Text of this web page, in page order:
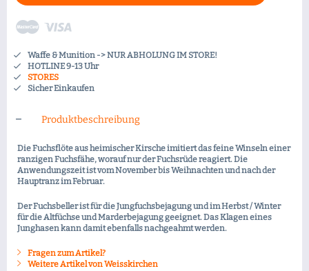
Waffe & Munition -> NUR ABHOLUNG IM STORE!
HOTLINE 9-13 Uhr
STORES
Sicher Einkaufen
Produktbeschreibung
Die Fuchsflöte aus heimischer Kirsche imitiert das feine Winseln einer
ranzigen Fuchsfähe, worauf nur der Fuchsrüde reagiert. Die
Anwendungszeit ist vom November bis Weihnachten und nach der
Hauptranz im Februar.
Der Fuchsbeller ist für die Jungfuchsbejagung und im Herbst / Winter
für die Altfüchse und Marderbejagung geeignet. Das Klagen eines
Junghasen kann damit ebenfalls nachgeahmt werden.
Fragen zum Artikel?
Weitere Artikel von Weisskirchen